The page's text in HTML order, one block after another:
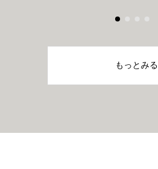
もっとみる